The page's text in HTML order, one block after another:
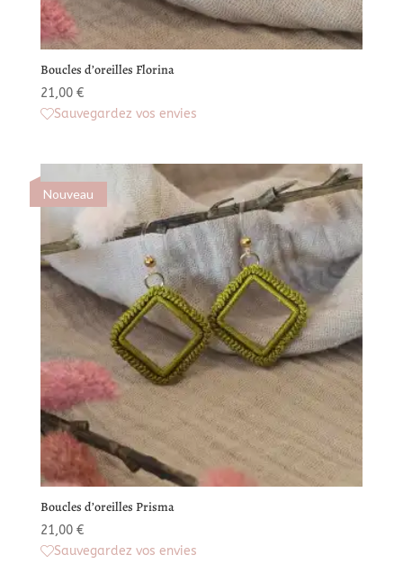
Boucles d’oreilles Florina
21,00 €
Sauvegardez vos envies
Nouveau
Boucles d’oreilles Prisma
21,00 €
Sauvegardez vos envies